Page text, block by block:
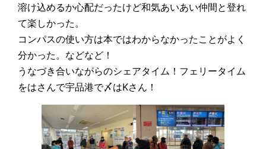
溶け込めるか心配だったけど和気あいあい仲間と登れ
て楽しかった。
コンパスの使い方は本ではわからなかったことがよく
分かった。などなど！
うなづき合いながらのシェアタイム！フェリータイム
をはさんで宇品港で〆はKさん！